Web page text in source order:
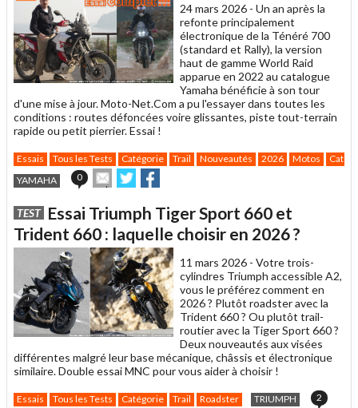
24 mars 2026 - Un an après la
refonte principalement
électronique de la Ténéré 700
(standard et Rally), la version
haut de gamme World Raid
apparue en 2022 au catalogue
Yamaha bénéficie à son tour
d'une mise à jour. Moto-Net.Com a pu l'essayer dans toutes les
conditions : routes défoncées voire glissantes, piste tout-terrain
rapide ou petit pierrier. Essai !
Essais Tous les Tests Catégorie Trail Nouveautés 2026 Motos
YAMAHA
0
Envoyer
cet
un
ami
Partager
sur sur
TEST Essai Triumph Tiger Sport 660 et
Trident 660 : laquelle choisir en 2026 ?
11 mars 2026 - Votre trois-
cylindres Triumph accessible A2,
vous le préférez comment en
2026 ? Plutôt roadster avec la
Trident 660 ? Ou plutôt trail-
routier avec la Tiger Sport 660 ?
Deux nouveautés aux visées
différentes malgré leur base mécanique, châssis et électronique
similaire. Double essai MNC pour vous aider à choisir !
Essais Tous les Tests Catégorie Trail Roadster TRIUMPH 2